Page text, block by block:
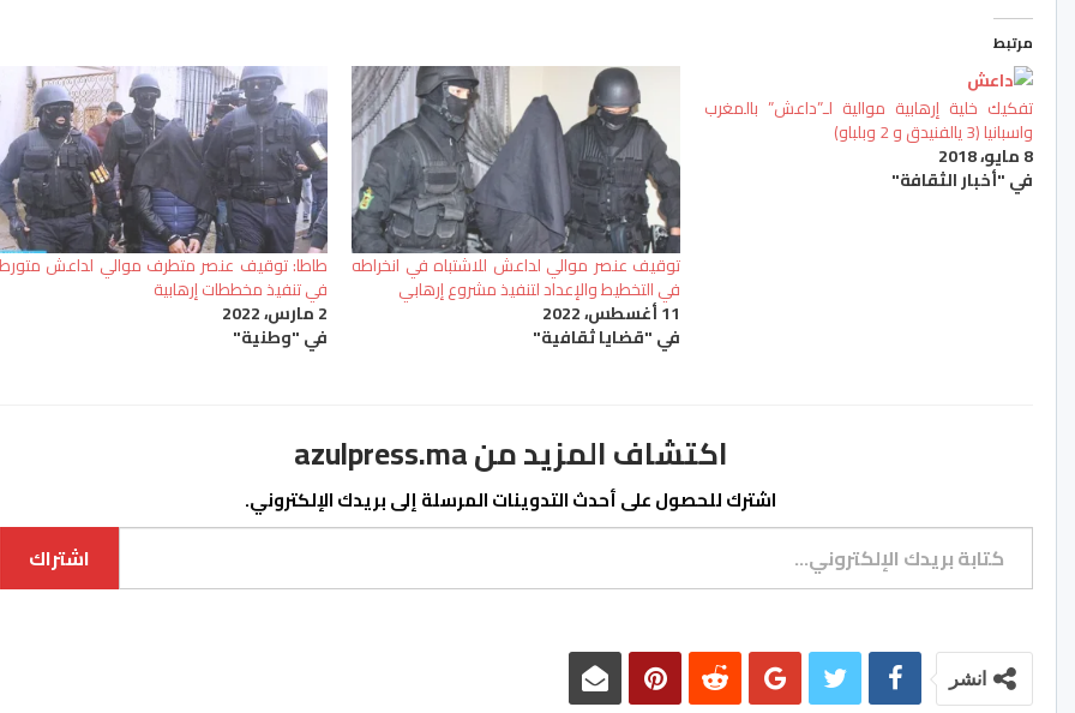
مرتبط
تفكيك خلية إرهابية موالية لـ”داعش” بالمغرب
واسبانيا (3 يالفنيدق و 2 وبلباو)
8 مايو، 2018
في "أخبار الثقافة"
توقيف عنصر موالي لداعش للاشتباه في انخراطه
في التخطيط والإعداد لتنفيذ مشروع إرهابي
11 أغسطس، 2022
في "قضايا ثقافية"
طاطا: توقيف عنصر متطرف موالي لداعش متورط
في تنفيذ مخططات إرهابية
2 مارس، 2022
في "وطنية"
اكتشاف المزيد من azulpress.ma
اشترك للحصول على أحدث التدوينات المرسلة إلى بريدك الإلكتروني.
كتابة بريدك الإلكتروني...
اشتراك
انشر